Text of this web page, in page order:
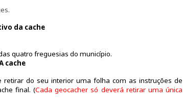
da cache
quatro freguesias do município.
cache
do seu interior uma folha com as instruções de
final. (Cada geocacher só deverá retirar uma única